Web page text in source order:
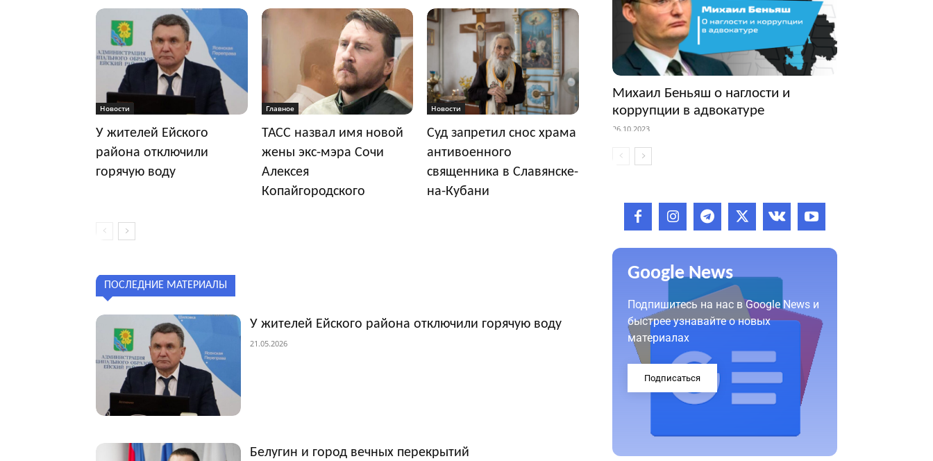
Новости
У жителей Ейского
района отключили
горячую воду
Главное
ТАСС назвал имя новой
жены экс-мэра Сочи
Алексея
Копайгородского
Новости
Суд запретил снос храма
антивоенного
священника в Славянске-
на-Кубани
ПОСЛЕДНИЕ МАТЕРИАЛЫ
У жителей Ейского района отключили горячую воду
21.05.2026
Белугин и город вечных перекрытий
Михаил Беньяш о наглости и
коррупции в адвокатуре
26.10.2023
Google News
Подпишитесь на нас в Google News и
быстрее узнавайте о новых
материалах
Подписаться